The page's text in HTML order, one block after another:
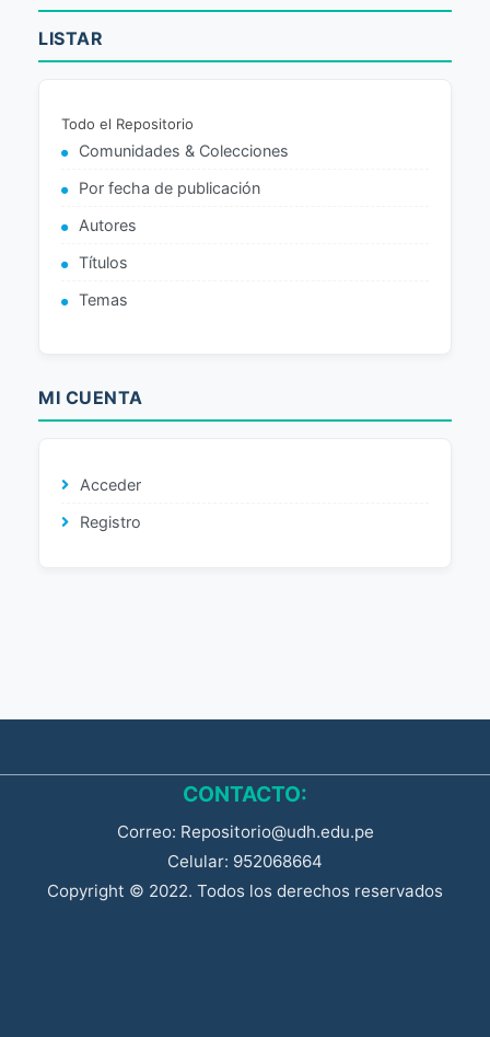
LISTAR
Todo el Repositorio
Comunidades & Colecciones
Por fecha de publicación
Autores
Títulos
Temas
MI CUENTA
Acceder
Registro
CONTACTO:
Correo: Repositorio@udh.edu.pe
Celular: 952068664
Copyright © 2022. Todos los derechos reservados